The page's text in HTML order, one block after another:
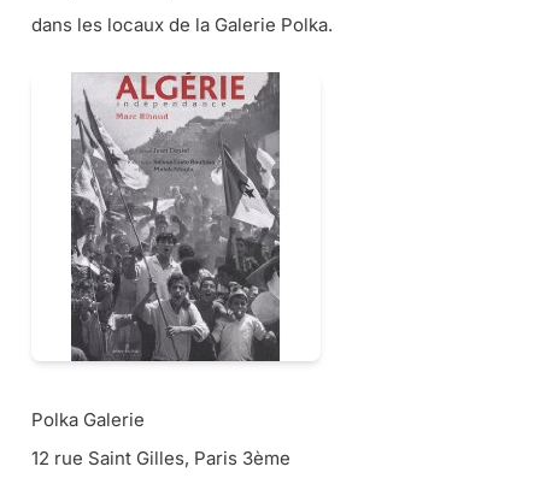
dans les locaux de la Galerie Polka.
Polka Galerie
12 rue Saint Gilles, Paris 3ème